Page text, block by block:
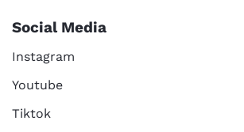
Social Media
Instagram
Youtube
Tiktok